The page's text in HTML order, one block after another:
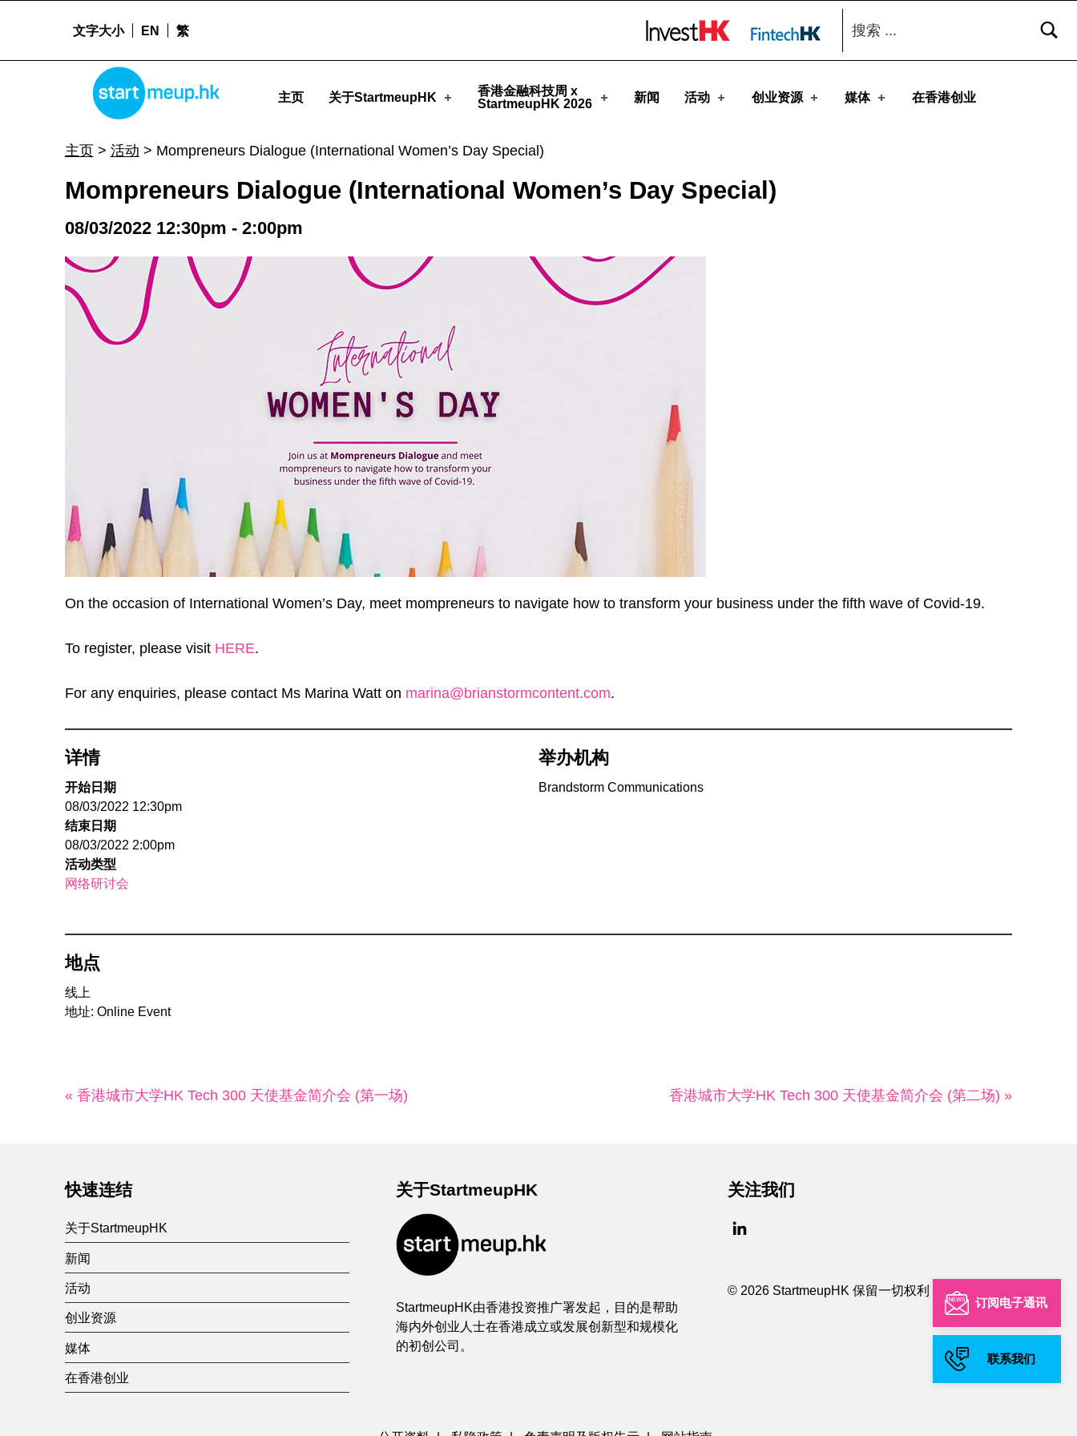
订阅电子通讯
联系我们
Mompreneurs Dialogue (International Women's Day Special) - StartmeupHK
STARTMEUPHK
主页 关于StartmeupHK
香港金融科技周 x
StartmeupHK 2026
新闻 活动 创业资源 媒体 在香港创业
文字大小 EN 繁
搜索：
主页> 活动 > Mompreneurs Dialogue (International Women’s Day Special)
Mompreneurs Dialogue (International Women’s Day Special)
08/03/2022 12:30pm - 2:00pm
On the occasion of International Women’s Day, meet mompreneurs to navigate how to transform your business under the fifth wave of Covid-19.
To register, please visit HERE.
For any enquiries, please contact Ms Marina Watt on marina@brianstormcontent.com.
详情
开始日期
08/03/2022 12:30pm
结束日期
08/03/2022 2:00pm
活动类型
网络研讨会
举办机构
Brandstorm Communications
地点
线上
地址: Online Event
« 香港城市大学HK Tech 300 天使基金简介会 (第一场) 香港城市大学HK Tech 300 天使基金简介会 (第二场) »
快速连结
关于StartmeupHK
新闻
活动
创业资源
媒体
在香港创业
关于StartmeupHK
StartmeupHK由香港投资推广署发起，目的是帮助
海内外创业人士在香港成立或发展创新型和规模化
的初创公司。
关注我们
© 2026 StartmeupHK 保留一切权利